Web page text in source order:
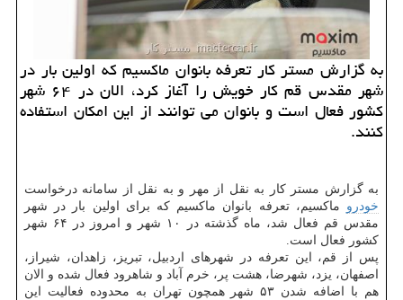
به گزارش مستر كار تعرفه بانوان ماكسیم كه اولین بار در
شهر مقدس قم كار خویش را آغاز كرد، الان در ۶۴ شهر
كشور فعال است و بانوان می توانند از این امكان استفاده
كنند.
به گزارش مستر كار به نقل از مهر و به نقل از سامانه درخواست
خودرو ماكسیم، تعرفه بانوان ماكسیم كه برای اولین بار در شهر
مقدس قم فعال شد، ماه گذشته در ۱۰ شهر و امروز در ۶۴ شهر
كشور فعال است.
پس از قم، این تعرفه در شهرهای اردبیل، تبریز، زاهدان، شیراز،
اصفهان، یزد، شهرضا، هشت پر، خرم آباد و شاهرود فعال شده و الان
هم با اضافه شدن ۵۳ شهر همچون تهران به محدوده فعالیت این